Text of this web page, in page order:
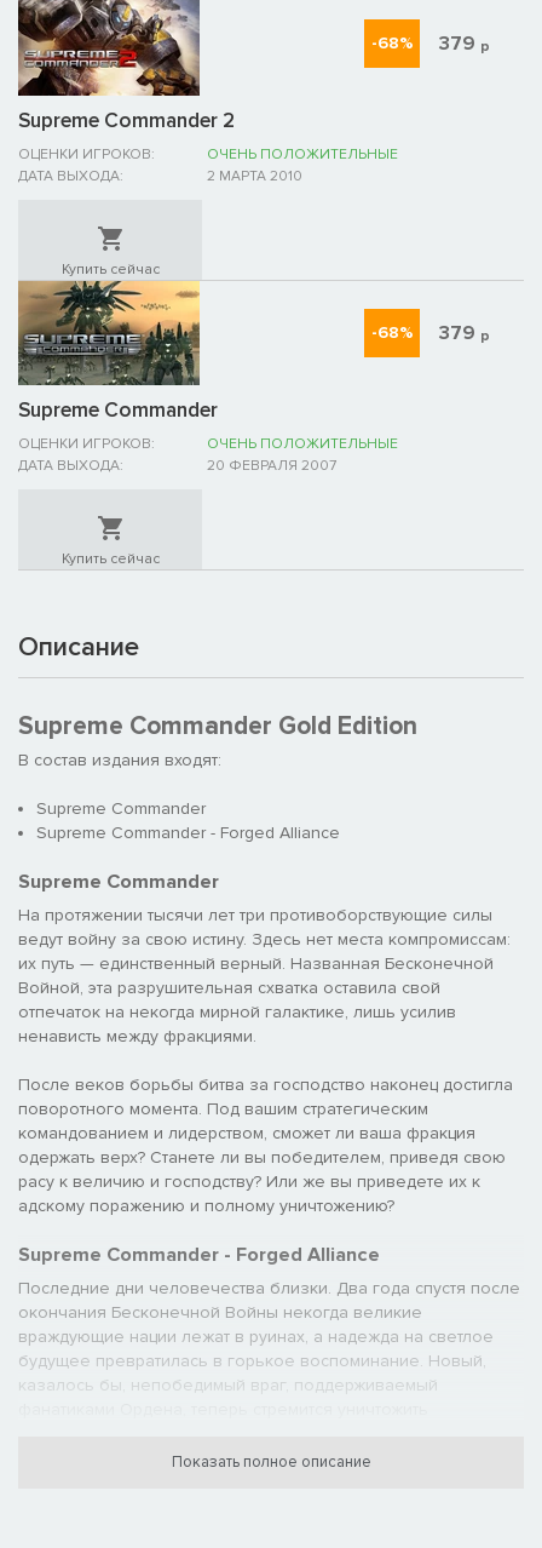
Supreme Commander 2
ОЦЕНКИ ИГРОКОВ:
ОЧЕНЬ ПОЛОЖИТЕЛЬНЫЕ
ДАТА ВЫХОДА:
2 МАРТА 2010
-68% 379 р
Купить сейчас
Supreme Commander
ОЦЕНКИ ИГРОКОВ:
ОЧЕНЬ ПОЛОЖИТЕЛЬНЫЕ
ДАТА ВЫХОДА:
20 ФЕВРАЛЯ 2007
-68% 379 р
Купить сейчас
Описание
Supreme Commander Gold Edition
В состав издания входят:
Supreme Commander
Supreme Commander - Forged Alliance
Supreme Commander
На протяжении тысячи лет три противоборствующие силы
ведут войну за свою истину. Здесь нет места компромиссам:
их путь — единственный верный. Названная Бесконечной
Войной, эта разрушительная схватка оставила свой
отпечаток на некогда мирной галактике, лишь усилив
ненависть между фракциями.
После веков борьбы битва за господство наконец достигла
поворотного момента. Под вашим стратегическим
командованием и лидерством, сможет ли ваша фракция
одержать верх? Станете ли вы победителем, приведя свою
расу к величию и господству? Или же вы приведете их к
адскому поражению и полному уничтожению?
Supreme Commander - Forged Alliance
Последние дни человечества близки. Два года спустя после
окончания Бесконечной Войны некогда великие
враждующие нации лежат в руинах, а надежда на светлое
будущее превратилась в горькое воспоминание. Новый,
казалось бы, непобедимый враг, поддерживаемый
угол остатки сил человечества должны отбросить старые
Показать полное описание